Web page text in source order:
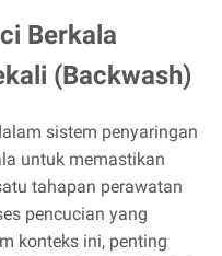
Berkala
(Backwash)
sistem penyaringan
untuk memastikan
tahapan perawatan
pencucian yang
konteks ini, penting